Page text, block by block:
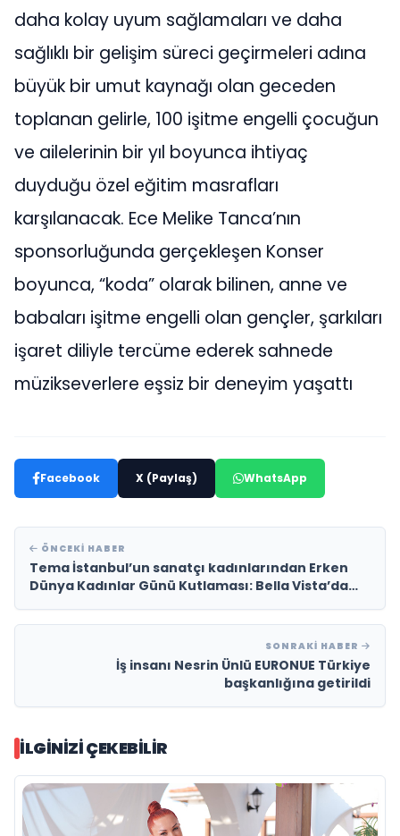
daha kolay uyum sağlamaları ve daha
sağlıklı bir gelişim süreci geçirmeleri adına
büyük bir umut kaynağı olan geceden
toplanan gelirle, 100 işitme engelli çocuğun
ve ailelerinin bir yıl boyunca ihtiyaç
duyduğu özel eğitim masrafları
karşılanacak. Ece Melike Tanca’nın
sponsorluğunda gerçekleşen Konser
boyunca, “koda” olarak bilinen, anne ve
babaları işitme engelli olan gençler, şarkıları
işaret diliyle tercüme ederek sahnede
müzikseverlere eşsiz bir deneyim yaşattı
Facebook X (Paylaş) WhatsApp
ÖNCEKI HABER
Tema İstanbul’un sanatçı kadınlarından Erken
Dünya Kadınlar Günü Kutlaması: Bella Vista’da
SONRAKI HABER
İş insanı Nesrin Ünlü EURONUE Türkiye
başkanlığına getirildi
İLGINIZI ÇEKEBILIR